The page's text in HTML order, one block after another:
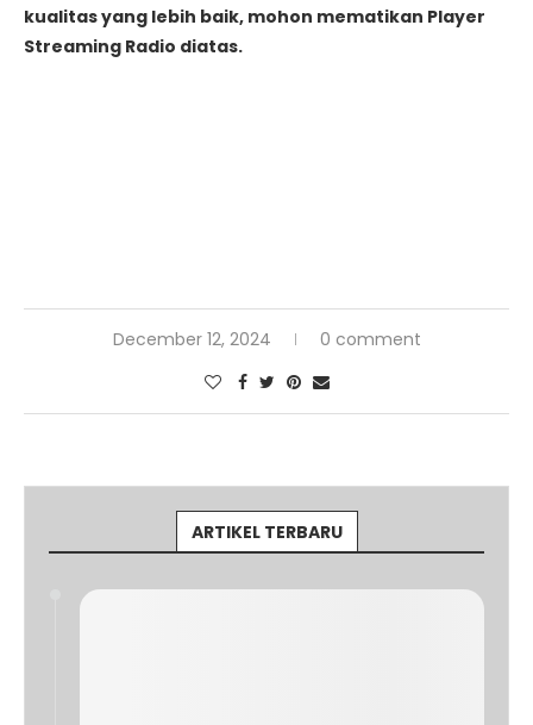
kualitas yang lebih baik, mohon mematikan Player
Streaming Radio diatas.
December 12, 2024 0 comment
ARTIKEL TERBARU